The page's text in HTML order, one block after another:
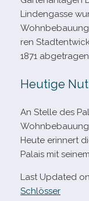
Lindengasse
ren
1871
Heutige
An Stelle des
Heute erin­nert
Palais mit
Last Updated
Schlösser